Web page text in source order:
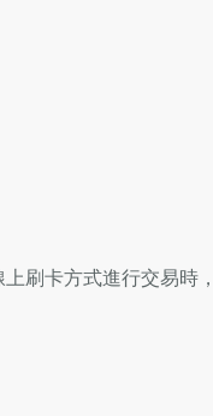
刷卡方式進行交易時